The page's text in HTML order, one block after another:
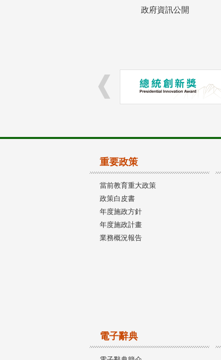
政府資訊公開
重要政策
當前教育重大政策
政策白皮書
年度施政方針
年度施政計畫
業務概況報告
電子辭典